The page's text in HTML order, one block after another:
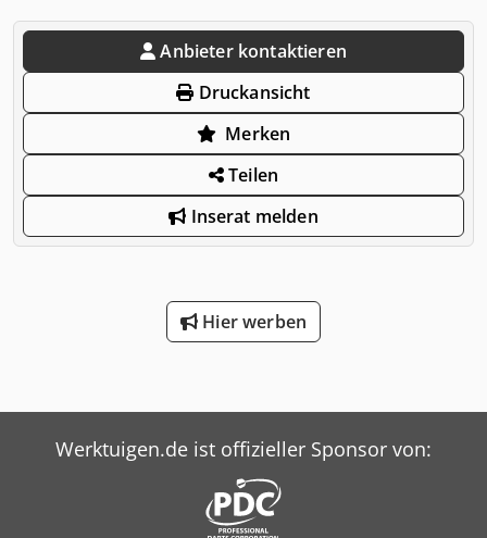
Anbieter kontaktieren
Druckansicht
Merken
Teilen
Inserat melden
Hier werben
Werktuigen.de ist offizieller Sponsor von: